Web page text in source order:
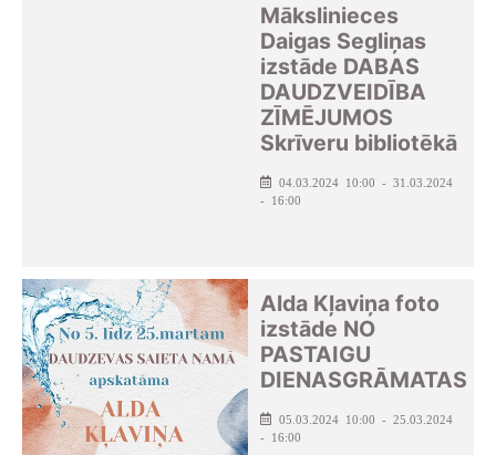
Mākslinieces
Daigas Segliņas
izstāde DABAS
DAUDZVEIDĪBA
ZĪMĒJUMOS
Skrīveru bibliotēkā
04.03.2024 10:00 - 31.03.2024
- 16:00
Alda Kļaviņa foto
izstāde NO
PASTAIGU
DIENASGRĀMATAS
05.03.2024 10:00 - 25.03.2024
- 16:00